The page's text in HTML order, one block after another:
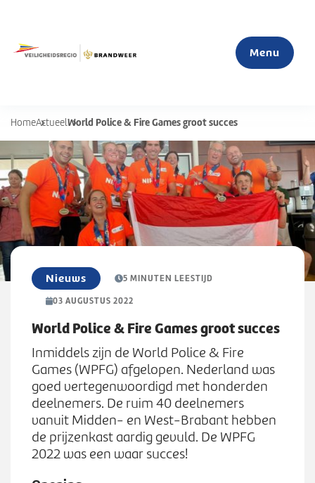
Menu
Home
Actueel
Mijn veiligheid
S
n
Organisatie
Werken bij
S
b
m
e
n
u
Zoeken
Z
o
e
k
e
HomeActueelWorld Police & Fire Games groot succes
Nieuws
5 MINUTEN LEESTIJD
03 AUGUSTUS 2022
World Police & Fire Games groot succes
Inmiddels zijn de World Police & Fire
Games (WPFG) afgelopen. Nederland was
goed vertegenwoordigd met honderden
deelnemers. De ruim 40 deelnemers
vanuit Midden- en West-Brabant hebben
de prijzenkast aardig gevuld. De WPFG
2022 was een waar succes!